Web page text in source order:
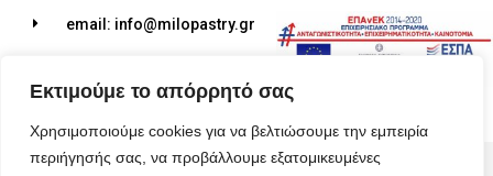
Εκτιμούμε το απόρρητό σας
Χρησιμοποιούμε cookies για να βελτιώσουμε την εμπειρία
περιήγησής σας, να προβάλλουμε εξατομικευμένες
email: info@milopastry.gr
© 2026 ALL RIGHTS RESERVED​